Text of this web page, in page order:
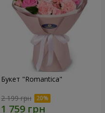
Букет "Romantica"
2 199 грн